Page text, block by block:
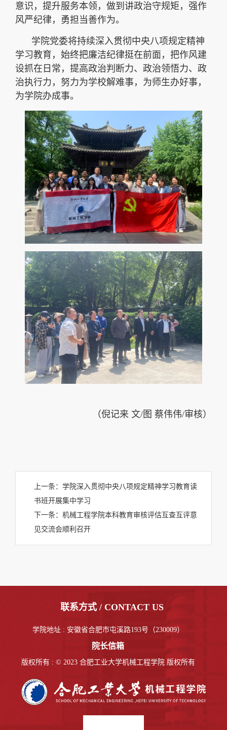
意识，提升服务本领，做到讲政治守规矩，强作
风严纪律，勇担当善作为。
学院党委将持续深入贯彻中央八项规定精神
学习教育，始终把廉洁纪律挺在前面，把作风建
设抓在日常，提高政治判断力、政治领悟力、政
治执行力，努力为学校解难事，为师生办好事，
为学院办成事。
（倪记来 文/图 蔡伟伟/审核）
上一条： 学院深入贯彻中央八项规定精神学习教育读
书班开展集中学习
下一条： 机械工程学院本科教育审核评估互查互评意
见交流会顺利召开
联系方式 / CONTACT US
学院地址 : 安徽省合肥市屯溪路193号（230009）
院长信箱
版权所有 : © 2023 合肥工业大学机械工程学院 版权所有